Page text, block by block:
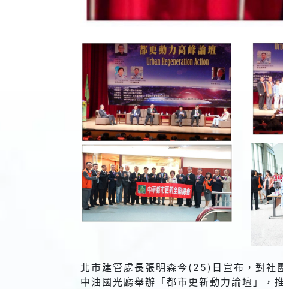
北市建管處長張明森今(25)日宣布，對社
中油國光廳舉辦「都市更新動力論壇」，